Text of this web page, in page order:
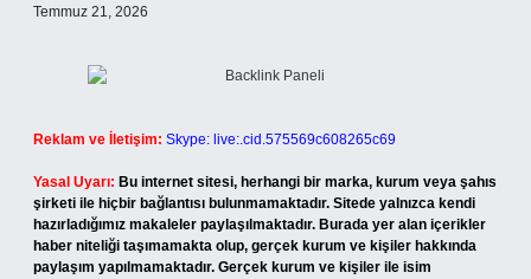
Temmuz 21, 2026
Reklam ve İletişim: Skype: live:.cid.575569c608265c69
Yasal Uyarı: Bu internet sitesi, herhangi bir marka, kurum veya şahıs
şirketi ile hiçbir bağlantısı bulunmamaktadır. Sitede yalnızca kendi
hazırladığımız makaleler paylaşılmaktadır. Burada yer alan içerikler
haber niteliği taşımamakta olup, gerçek kurum ve kişiler hakkında
paylaşım yapılmamaktadır. Gerçek kurum ve kişiler ile isim